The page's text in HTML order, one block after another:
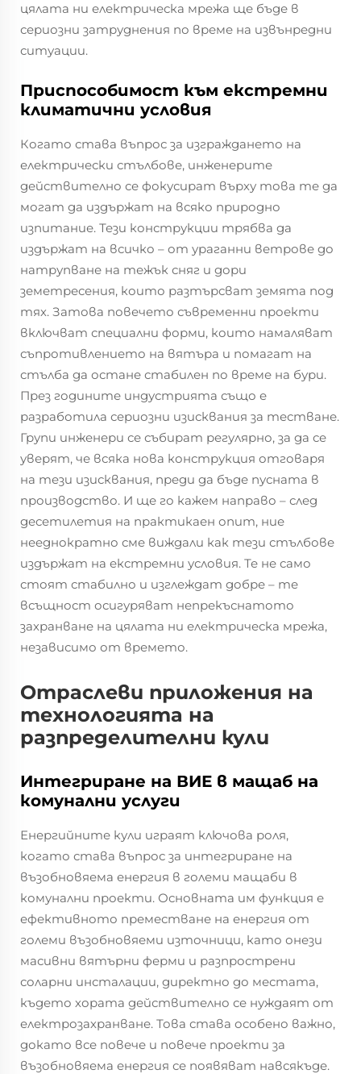
цялата ни електрическа мрежа ще бъде в
сериозни затруднения по време на извънредни
ситуации.
Приспособимост към екстремни
климатични условия
Когато става въпрос за изграждането на
електрически стълбове, инженерите
действително се фокусират върху това те да
могат да издържат на всяко природно
изпитание. Тези конструкции трябва да
издържат на всичко – от ураганни ветрове до
натрупване на тежък сняг и дори
земетресения, които разтърсват земята под
тях. Затова повечето съвременни проекти
включват специални форми, които намаляват
съпротивлението на вятъра и помагат на
стълба да остане стабилен по време на бури.
През годините индустрията също е
разработила сериозни изисквания за тестване.
Групи инженери се събират регулярно, за да се
уверят, че всяка нова конструкция отговаря
на тези изисквания, преди да бъде пусната в
производство. И ще го кажем направо – след
десетилетия на практикаен опит, ние
нееднократно сме виждали как тези стълбове
издържат на екстремни условия. Те не само
стоят стабилно и изглеждат добре – те
всъщност осигуряват непрекъснатото
захранване на цялата ни електрическа мрежа,
независимо от времето.
Отраслеви приложения на
технологията на
разпределителни кули
Интегриране на ВИЕ в мащаб на
комунални услуги
Енергийните кули играят ключова роля,
когато става въпрос за интегриране на
възобновяема енергия в големи мащаби в
комунални проекти. Основната им функция е
ефективното преместване на енергия от
големи възобновяеми източници, като онези
масивни вятърни ферми и разпрострени
соларни инсталации, директно до местата,
където хората действително се нуждаят от
електрозахранване. Това става особено важно,
докато все повече и повече проекти за
възобновяема енергия се появяват навсякъде.